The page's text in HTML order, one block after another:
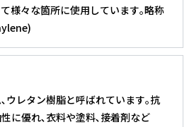
様々な箇所に使用しています｡略称
ウレタン樹脂と呼ばれています｡抗
に優れ､衣料や塗料､接着剤など